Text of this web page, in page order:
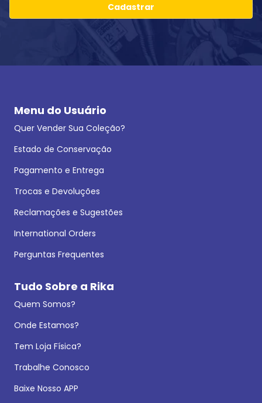
Cadastrar
Menu do Usuário
Quer Vender Sua Coleção?
Estado de Conservação
Pagamento e Entrega
Trocas e Devoluções
Reclamações e Sugestões
International Orders
Perguntas Frequentes
Tudo Sobre a Rika
Quem Somos?
Onde Estamos?
Tem Loja Física?
Trabalhe Conosco
Baixe Nosso APP